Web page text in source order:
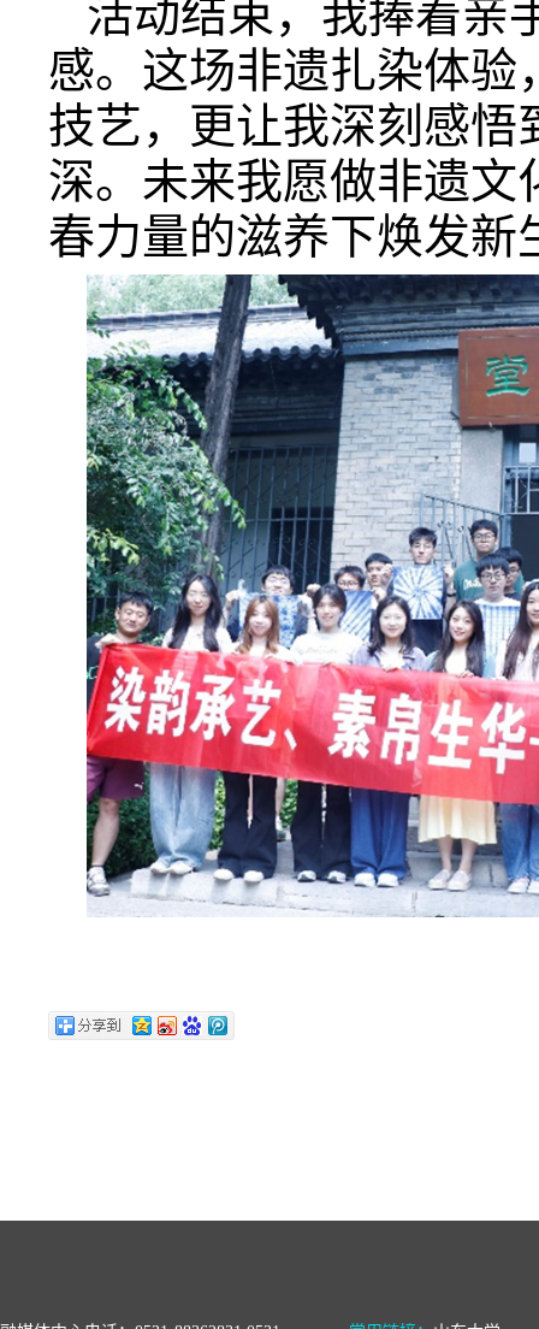
活动结束，我捧着亲
感。这场非遗扎染体验
技艺，更让我深刻感悟
深。未来我愿做非遗文
春力量的滋养下焕发新